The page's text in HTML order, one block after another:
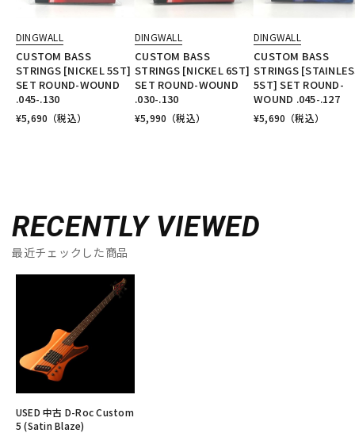
DINGWALL
CUSTOM BASS
STRINGS [NICKEL 5ST]
SET ROUND-WOUND
.045-.130
¥5,690 （税込）
DINGWALL
CUSTOM BASS
STRINGS [NICKEL 6ST]
SET ROUND-WOUND
.030-.130
¥5,990 （税込）
DINGWALL
CUSTOM BASS
STRINGS
5ST] SET ROUND-
WOUND .045-.127
¥5,690 （税込）
RECENTLY VIEWED
最近チェックした商品
USED 中古 D-Roc Custom
5 (Satin Blaze)